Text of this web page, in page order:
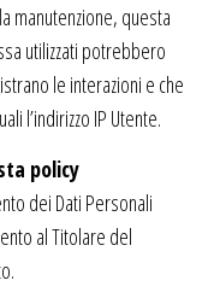
manutenzione, questa
utilizzati potrebbero
le interazioni e che
l’indirizzo IP Utente.
policy
dei Dati Personali
al Titolare del